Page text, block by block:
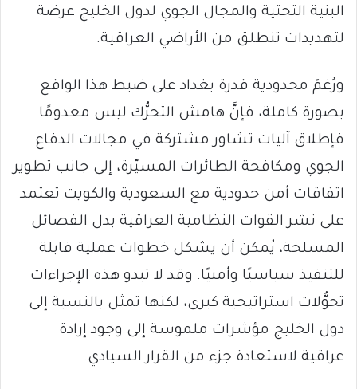
البنية التحتية والمجال الجوي لدول الخليج عرضة
لتهديدات تنطلق من الأراضي العراقية.
ورُغمَ محدودية قدرة بغداد على ضبط هذا الواقع
بصورة كاملة، فإنَّ هامش التحرُّك ليس معدومًا.
فإطلاق آليات تشاور مشتركة في مجالات الدفاع
الجوي ومكافحة الطائرات المسيّرة، إلى جانب تطوير
اتفاقات أمن حدودية مع السعودية والكويت تعتمد
على نشر القوات النظامية العراقية بدل الفصائل
المسلحة، يُمكن أن يشكل خطوات عملية قابلة
للتنفيذ سياسيًا وأمنيًا. وقد لا تبدو هذه الإجراءات
تحوُّلات استراتيجية كبرى، لكنها تمثل بالنسبة إلى
دول الخليج مؤشرات ملموسة إلى وجود إرادة
عراقية لاستعادة جزء من القرار السيادي.